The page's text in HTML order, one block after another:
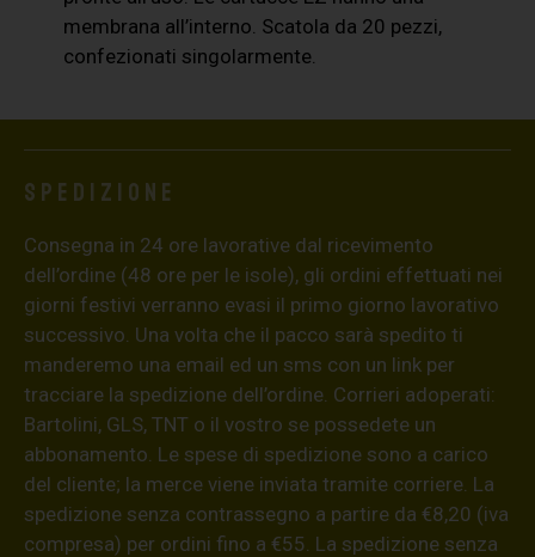
membrana all’interno. Scatola da 20 pezzi,
confezionati singolarmente.
Spedizione
Consegna in 24 ore lavorative dal ricevimento
dell’ordine (48 ore per le isole), gli ordini effettuati nei
giorni festivi verranno evasi il primo giorno lavorativo
successivo. Una volta che il pacco sarà spedito ti
manderemo una email ed un sms con un link per
tracciare la spedizione dell’ordine. Corrieri adoperati:
Bartolini, GLS, TNT o il vostro se possedete un
abbonamento. Le spese di spedizione sono a carico
del cliente; la merce viene inviata tramite corriere. La
spedizione senza contrassegno a partire da €8,20 (iva
compresa) per ordini fino a €55. La spedizione senza